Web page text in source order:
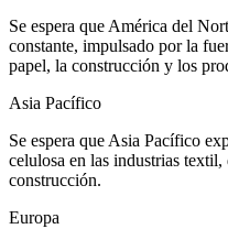
Se espera que América del
constante, impulsado por la
papel, la construcción y los
Asia Pacífico
Se espera que Asia Pacífico
celulosa en las industrias
construcción.
Europa